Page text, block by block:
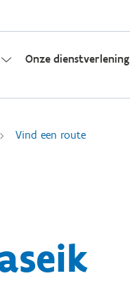
Onze dienstverlening
Vind een route